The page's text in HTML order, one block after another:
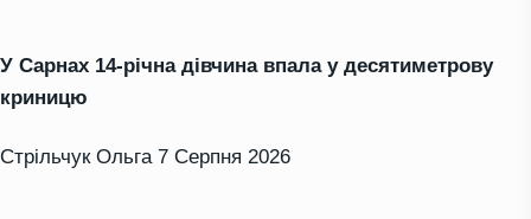
У Сарнах 14-річна дівчина впала у десятиметрову
криницю
Стрільчук Ольга 7 Серпня 2026